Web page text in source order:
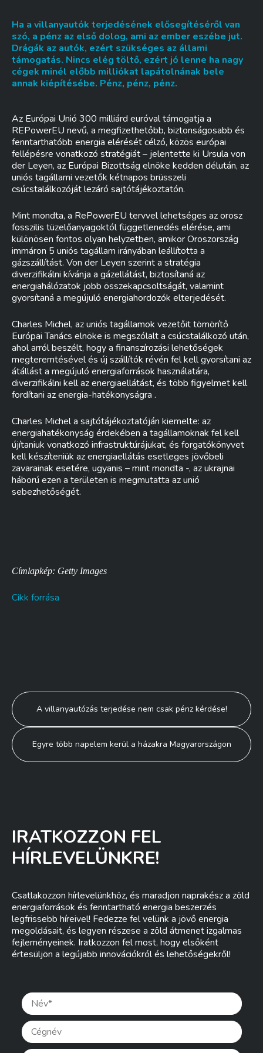
Ha a villanyautók terjedésének elősegítéséről van
szó, a pénz az első dolog, ami az ember eszébe jut.
Drágák az autók, ezért szükséges az állami
támogatás. Nincs elég töltő, ezért jó lenne ha nagy
cégek minél előbb milliókat lapátolnának bele
annak kiépítésébe. Pénz, pénz, pénz.
Az Európai Unió 300 milliárd euróval támogatja a
REPowerEU nevű, a megfizethetőbb, biztonságosabb és
fenntarthatóbb energia elérését célzó, közös európai
fellépésre vonatkozó stratégiát – jelentette ki Ursula von
der Leyen, az Európai Bizottság elnöke kedden délután, az
uniós tagállami vezetők kétnapos brüsszeli
csúcstalálkozóját lezáró sajtótájékoztatón.
Mint mondta, a RePowerEU tervvel lehetséges az orosz
fosszilis tüzelőanyagoktól függetlenedés elérése, ami
különösen fontos olyan helyzetben, amikor Oroszország
immáron 5 uniós tagállam irányában leállította a
gázszállítást. Von der Leyen szerint a stratégia
diverzifikálni kívánja a gázellátást, biztosítaná az
energiahálózatok jobb összekapcsoltságát, valamint
gyorsítaná a megújuló energiahordozók elterjedését.
Charles Michel, az uniós tagállamok vezetőit tömörítő
Európai Tanács elnöke is megszólalt a csúcstalálkozó után,
ahol arról beszélt, hogy a finanszírozási lehetőségek
megteremtésével és új szállítók révén fel kell gyorsítani az
átállást a megújuló energiaforrások használatára,
diverzifikálni kell az energiaellátást, és több figyelmet kell
fordítani az energia-hatékonyságra .
Charles Michel a sajtótájékoztatóján kiemelte: az
energiahatékonyság érdekében a tagállamoknak fel kell
újítaniuk vonatkozó infrastruktúrájukat, és forgatókönyvet
kell készíteniük az energiaellátás esetleges jövőbeli
zavarainak esetére, ugyanis – mint mondta -, az ukrajnai
háború ezen a területen is megmutatta az unió
sebezhetőségét.
Címlapkép: Getty Images
Cikk forrása
Bejegyzés
navigáció
A villanyautózás terjedése nem csak pénz kérdése!
Egyre több napelem kerül a házakra Magyarországon
IRATKOZZON FEL
HÍRLEVELÜNKRE!
Csatlakozzon hírlevelünkhöz, és maradjon naprakész a zöld
energiaforrások és fenntartható energia beszerzés
legfrissebb híreivel! Fedezze fel velünk a jövő energia
megoldásait, és legyen részese a zöld átmenet izgalmas
fejleményeinek. Iratkozzon fel most, hogy elsőként
értesüljön a legújabb innovációkról és lehetőségekről!